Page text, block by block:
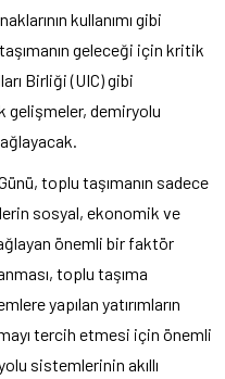
kullanımı gibi
geleceği için kritik
Birliği (UIC) gibi
gelişmeler, demiryolu
toplu taşımanın sadece
sosyal, ekonomik ve
önemli bir faktör
toplu taşıma
yapılan yatırımların
tercih etmesi için önemli
sistemlerinin akıllı